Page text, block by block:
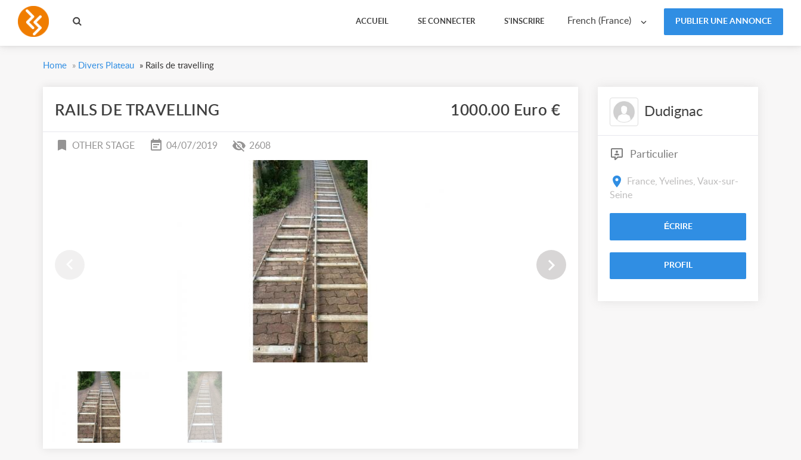
French (France) PUBLIER UNE ANNONCE
ACCUEIL SE CONNECTER S'INSCRIRE
Home » Divers Plateau » Rails de travelling
RAILS DE TRAVELLING 1000.00 Euro €
OTHER STAGE 04/07/2019 2608
Dudignac
Particulier
France, Yvelines, Vaux-sur-
Seine
ÉCRIRE
PROFIL